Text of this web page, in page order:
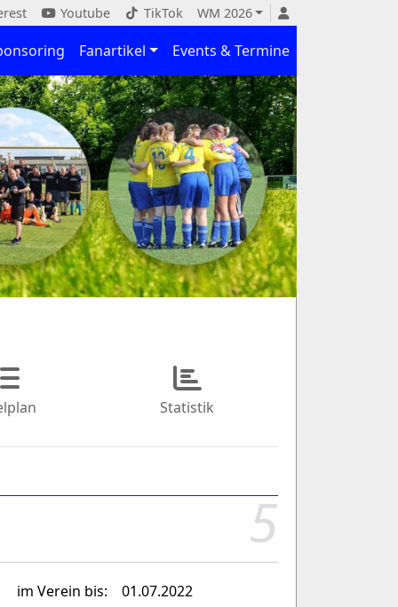
Youtube TikTok WM 2026
Fanartikel Events & Termine
Statistik
5
im Verein bis:
01.07.2022